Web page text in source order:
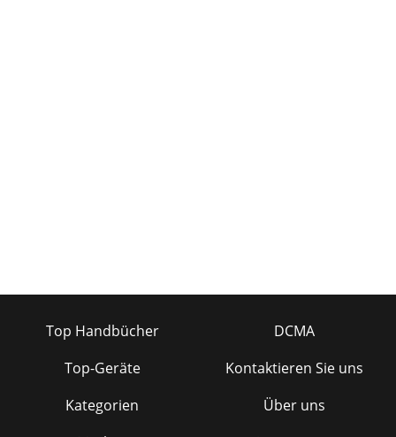
Top Handbücher
Top-Geräte
Kategorien
DCMA
Kontaktieren Sie uns
Über uns